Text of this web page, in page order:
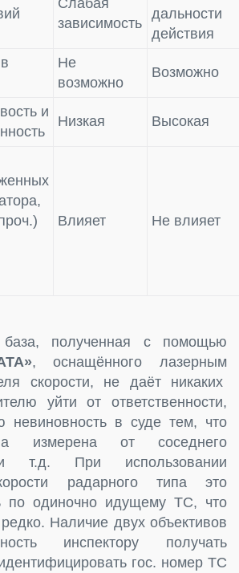
зависимость
дальности
действия
Не
возможно
Возможно
и
Низкая Высокая
Влияет Не влияет
база, полученная с помощью
, оснащённого лазерным
скорости, не даёт никаких
уйти от ответственности,
невиновность в суде тем, что
измерена от соседнего
т.д. При использовании
радарного типа это
по одиночно идущему ТС, что
Наличие двух объективов
инспектору получать
гос. номер ТС